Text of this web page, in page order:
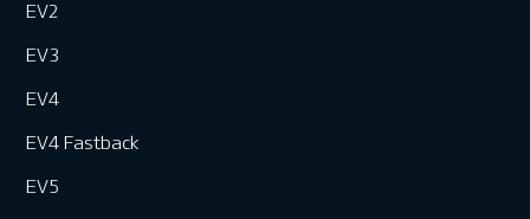
EV2
EV3
EV4
EV4 Fastback
EV5